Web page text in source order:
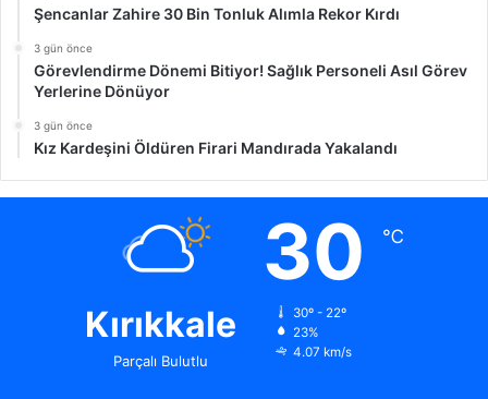
Şencanlar Zahire 30 Bin Tonluk Alımla Rekor Kırdı
3 gün önce
Görevlendirme Dönemi Bitiyor! Sağlık Personeli Asıl Görev
Yerlerine Dönüyor
3 gün önce
Kız Kardeşini Öldüren Firari Mandırada Yakalandı
Kırıkkale
Parçalı Bulutlu
30 ℃
30º - 22º
23%
4.07 km/s